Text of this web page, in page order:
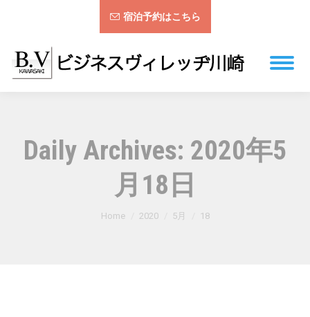
宿泊予約はこちら
Daily Archives: 2020年5
月18日
You are here:
Home 2020 5月 18